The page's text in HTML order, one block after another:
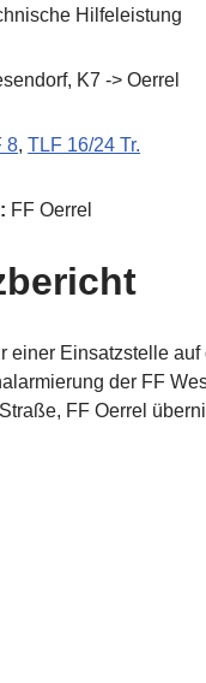
Hilfeleistung
K7 -> Oerrel
8,TLF 16/24 Tr.
FF Oerrel
einer Einsatzstelle
der FF
FF Oerrel